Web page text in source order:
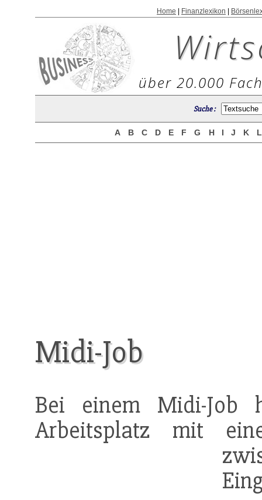
Home Finanzlexikon
über 20.000
Suche :
A B C D E F G H I J K
Midi-Job
Bei einem Midi-Job
Arbeitsplatz mit